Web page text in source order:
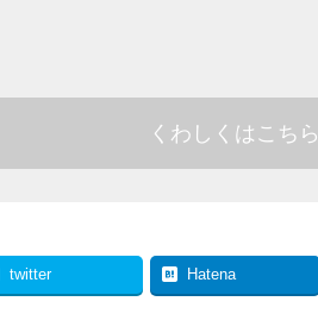
くわしくはこちら
twitter Hatena